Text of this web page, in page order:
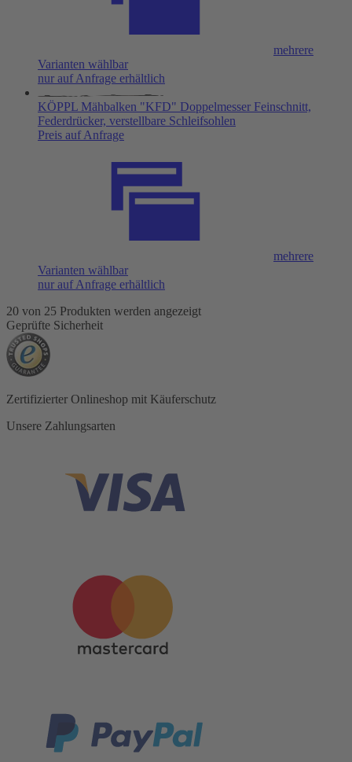
mehrere
Varianten wählbar
nur auf Anfrage erhältlich
KÖPPL Mähbalken "KFD" Doppelmesser Feinschnitt,
Federdrücker, verstellbare Schleifsohlen
Preis auf Anfrage
mehrere
Varianten wählbar
nur auf Anfrage erhältlich
20 von 25 Produkten werden angezeigt
Geprüfte Sicherheit
Zertifizierter Onlineshop mit Käuferschutz
Unsere Zahlungsarten